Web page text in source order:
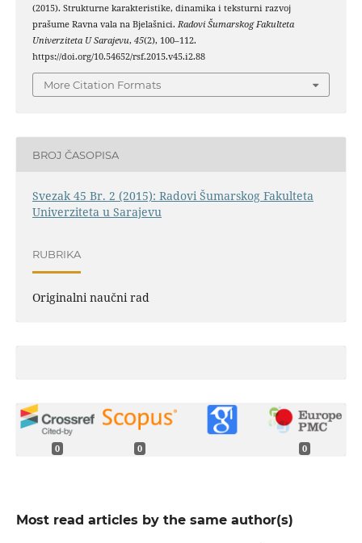
(2015). Strukturne karakteristike, dinamika i teksturni razvoj
prašume Ravna vala na Bjelašnici. Radovi Šumarskog Fakulteta
Univerziteta U Sarajevu, 45(2), 100–112.
https://doi.org/10.54652/rsf.2015.v45.i2.88
More Citation Formats
BROJ ČASOPISA
Svezak 45 Br. 2 (2015): Radovi Šumarskog Fakulteta
Univerziteta u Sarajevu
RUBRIKA
Originalni naučni rad
0 0 0
Most read articles by the same author(s)